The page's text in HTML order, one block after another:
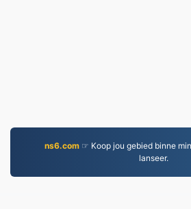
ns6.com ☞ Koop jou gebied binne
lanseer.